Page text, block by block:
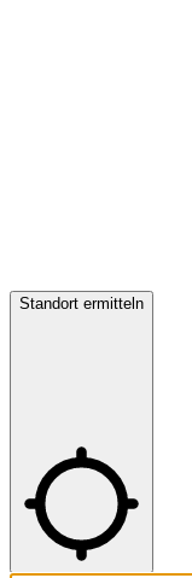
Standort ermitteln